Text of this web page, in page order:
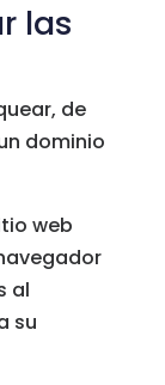
las
de
dominio
web
al
su